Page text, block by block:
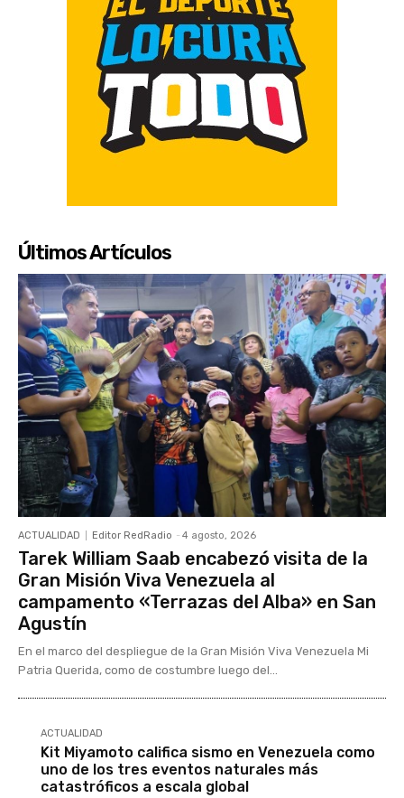
Últimos Artículos
ACTUALIDAD Editor RedRadio - 4 agosto, 2026
Tarek William Saab encabezó visita de la
Gran Misión Viva Venezuela al
campamento «Terrazas del Alba» en San
Agustín
En el marco del despliegue de la Gran Misión Viva Venezuela Mi
Patria Querida, como de costumbre luego del...
ACTUALIDAD
Kit Miyamoto califica sismo en Venezuela como
uno de los tres eventos naturales más
catastróficos a escala global